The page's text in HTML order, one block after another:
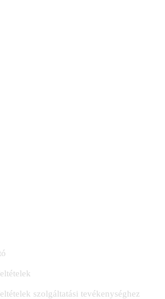
szolgáltatási tevékenységhez